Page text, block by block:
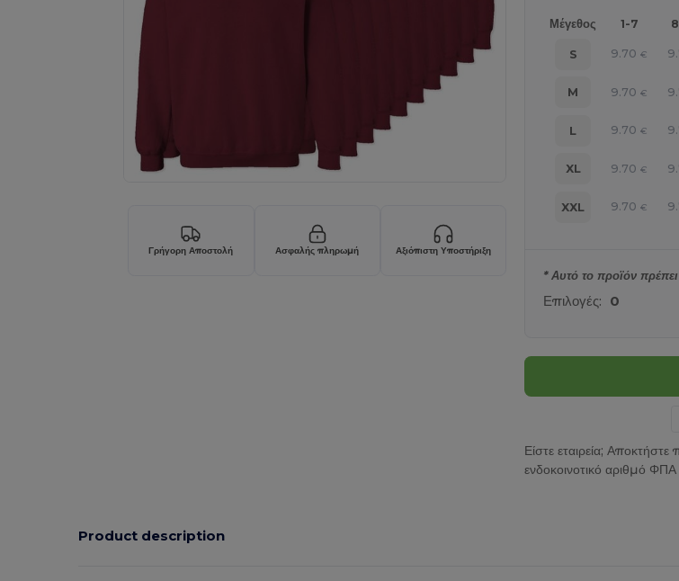
Γρήγορη Αποστολή Ασφαλής πληρωμή Αξιόπιστη Υποστήριξη
Μέγεθος 1-7
S 9.70 €
M 9.70 €
L 9.70 €
XL 9.70 €
XXL 9.70 €
* Αυτό το προϊόν
Επιλογές: 0
Είστε εταιρεία;
ενδοκοινοτικό αριθμό
Product description